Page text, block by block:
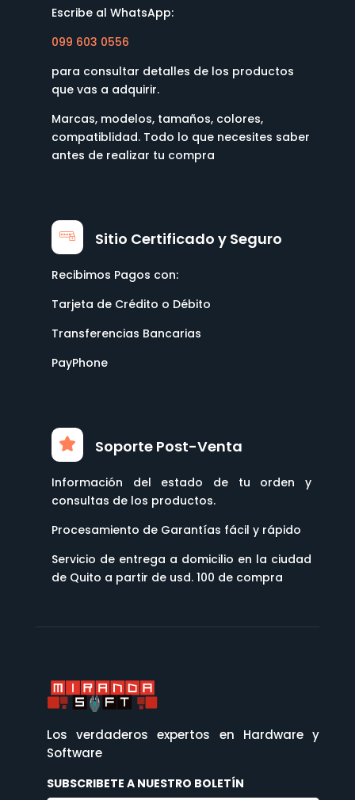
Escribe al WhatsApp:
099 603 0556
para consultar detalles de los productos
que vas a adquirir.
Marcas, modelos, tamaños, colores,
compatiblidad. Todo lo que necesites saber
antes de realizar tu compra
Sitio Certificado y Seguro
Recibimos Pagos con:
Tarjeta de Crédito o Débito
Transferencias Bancarias
PayPhone
Soporte Post-Venta
Información del estado de tu orden y
consultas de los productos.
Procesamiento de Garantías fácil y rápido
Servicio de entrega a domicilio en la ciudad
de Quito a partir de usd. 100 de compra
Los verdaderos expertos en Hardware y
Software
SUBSCRIBETE A NUESTRO BOLETÍN